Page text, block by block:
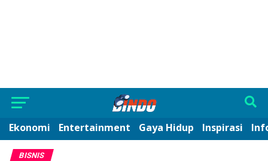
Ekonomi Entertainment Gaya Hidup Inspirasi
BISNIS